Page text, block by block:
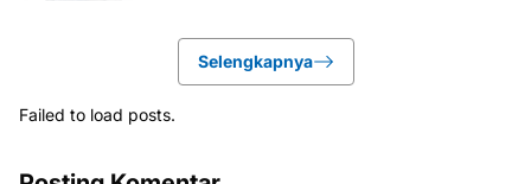
Selengkapnya
Failed to load posts.